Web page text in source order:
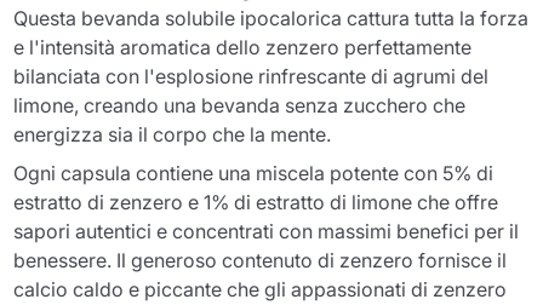
Questa bevanda solubile ipocalorica cattura tutta la forza
e l'intensità aromatica dello zenzero perfettamente
bilanciata con l'esplosione rinfrescante di agrumi del
limone, creando una bevanda senza zucchero che
energizza sia il corpo che la mente.
Ogni capsula contiene una miscela potente con 5% di
estratto di zenzero e 1% di estratto di limone che offre
sapori autentici e concentrati con massimi benefici per il
benessere. Il generoso contenuto di zenzero fornisce il
calcio caldo e piccante che gli appassionati di zenzero